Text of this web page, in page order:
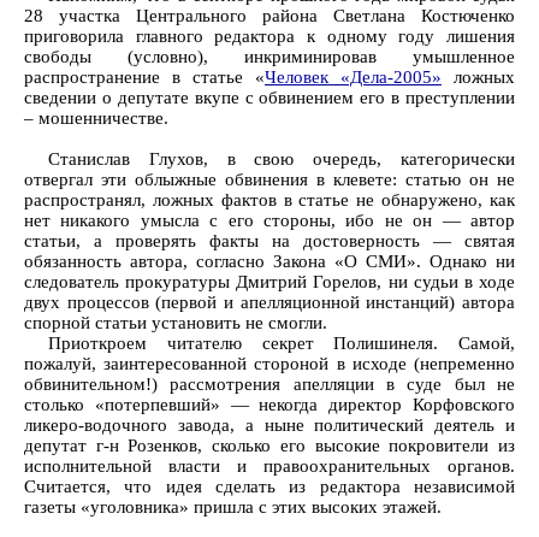
28 участка Центрального района Светлана Костюченко
приговорила главного редактора к одному году лишения
свободы (условно), инкриминировав умышленное
распространение в статье «Человек «Дела-2005» ложных
сведении о депутате вкупе с обвинением его в преступлении
– мошенничестве.
Станислав Глухов, в свою очередь, категорически
отвергал эти облыжные обвинения в клевете: статью он не
распространял, ложных фактов в статье не обнаружено, как
нет никакого умысла с его стороны, ибо не он — автор
статьи, а проверять факты на достоверность — святая
обязанность автора, согласно Закона «О СМИ». Однако ни
следователь прокуратуры Дмитрий Горелов, ни судьи в ходе
двух процессов (первой и апелляционной инстанций) автора
спорной статьи установить не смогли.
Приоткроем читателю секрет Полишинеля. Самой,
пожалуй, заинтересованной стороной в исходе (непременно
обвинительном!) рассмотрения апелляции в суде был не
столько «потерпевший» — некогда директор Корфовского
ликеро-водочного завода, а ныне политический деятель и
депутат г-н Розенков, сколько его высокие покровители из
исполнительной власти и правоохранительных органов.
Считается, что идея сделать из редактора независимой
газеты «уголовника» пришла с этих высоких этажей.